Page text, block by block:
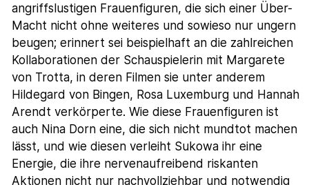
angriffslustigen Frauenfiguren, die sich einer Über-
Macht nicht ohne weiteres und sowieso nur ungern
beugen; erinnert sei beispielhaft an die zahlreichen
Kollaborationen der Schauspielerin mit Margarete
von Trotta, in deren Filmen sie unter anderem
Hildegard von Bingen, Rosa Luxemburg und Hannah
Arendt verkörperte. Wie diese Frauenfiguren ist
auch Nina Dorn eine, die sich nicht mundtot machen
lässt, und wie diesen verleiht Sukowa ihr eine
Energie, die ihre nervenaufreibend riskanten
Aktionen nicht nur nachvollziehbar und notwendig